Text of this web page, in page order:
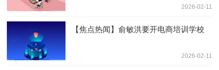
2026-02-11
【焦点热闻】俞敏洪要开电商培训学校
2026-02-11